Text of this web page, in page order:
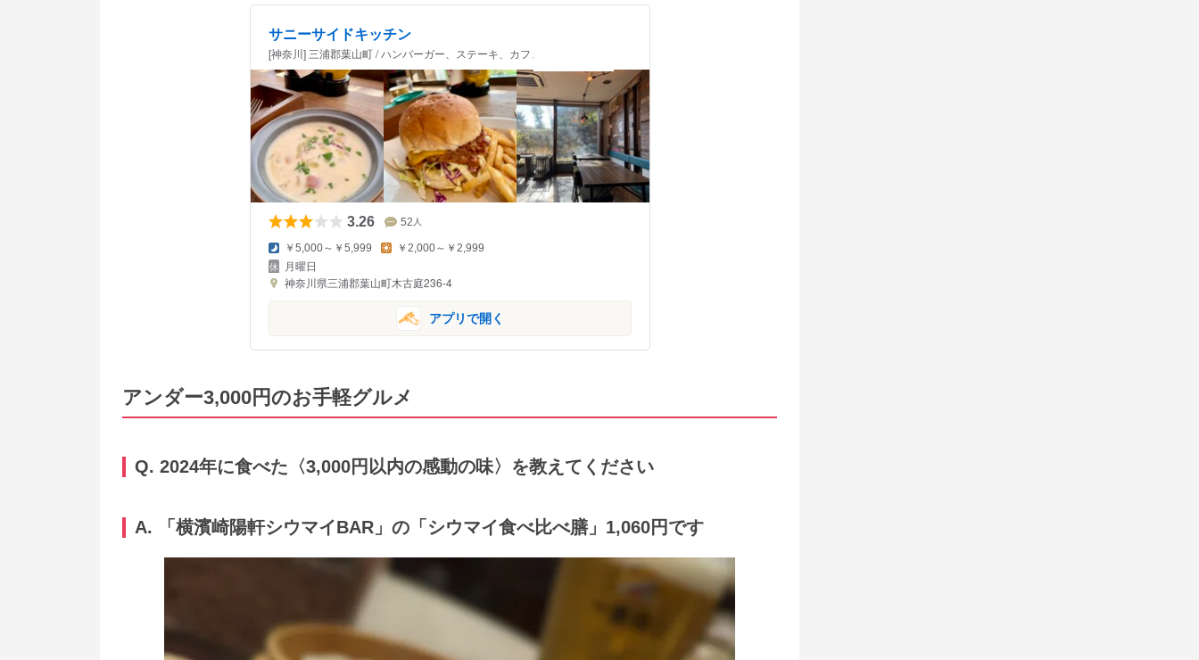
サニーサイドキッチン
[神奈川] 三浦郡葉山町 / ハンバーガー、ステーキ、カフェ
3.26 52 人
￥5,000～￥5,999 ￥2,000～￥2,999
月曜日
神奈川県三浦郡葉山町木古庭236-4
アプリで開く
アンダー3,000円のお手軽グルメ
Q. 2024年に食べた〈3,000円以内の感動の味〉を教えてください
A. 「 横濱崎陽軒シウマイBAR 」の「シウマイ食べ比べ膳」1,060円です